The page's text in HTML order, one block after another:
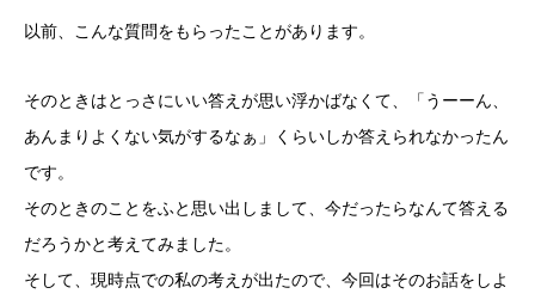
以前、こんな質問をもらったことがあります。
そのときはとっさにいい答えが思い浮かばなくて、「うーーん、
あんまりよくない気がするなぁ」くらいしか答えられなかったん
です。
そのときのことをふと思い出しまして、今だったらなんて答える
だろうかと考えてみました。
そして、現時点での私の考えが出たので、今回はそのお話をしよ